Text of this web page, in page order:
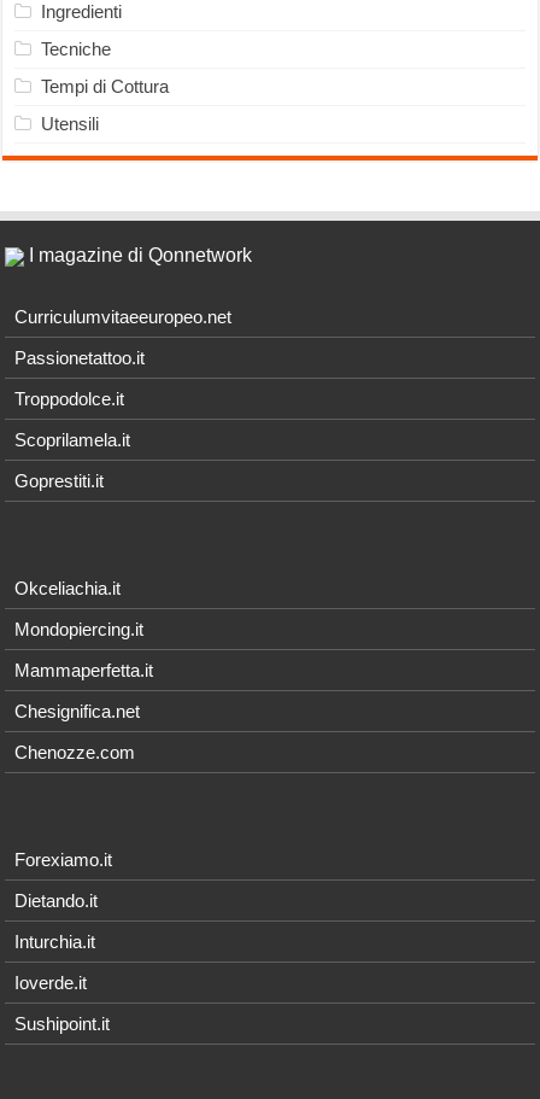
Ingredienti
Tecniche
Tempi di Cottura
Utensili
I magazine di Qonnetwork
Curriculumvitaeeuropeo.net
Passionetattoo.it
Troppodolce.it
Scoprilamela.it
Goprestiti.it
Okceliachia.it
Mondopiercing.it
Mammaperfetta.it
Chesignifica.net
Chenozze.com
Forexiamo.it
Dietando.it
Inturchia.it
Ioverde.it
Sushipoint.it